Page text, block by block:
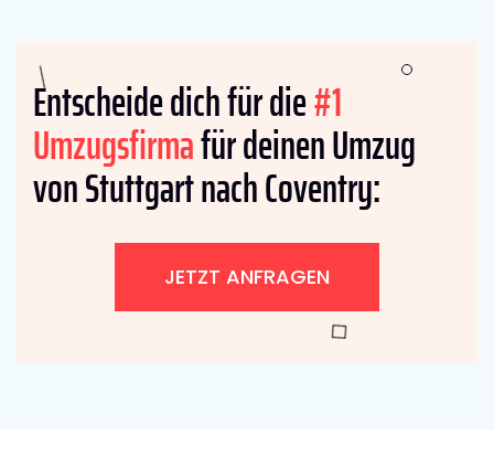
Entscheide dich für die#1
Umzugsfirmafür deinen Umzug
von Stuttgart nach Coventry:
JETZT ANFRAGEN